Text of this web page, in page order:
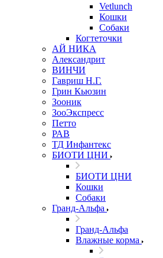
Vetlunch
Кошки
Собаки
Когтеточки
АЙ НИКА
Александрит
ВИНЧИ
Гавриш Н.Г.
Грин Кьюзин
Зооник
ЗооЭкспресс
Петто
РАВ
ТД Инфантекс
БИОТИ ЦНИ
БИОТИ ЦНИ
Кошки
Собаки
Гранд-Альфа
Гранд-Альфа
Влажные корма